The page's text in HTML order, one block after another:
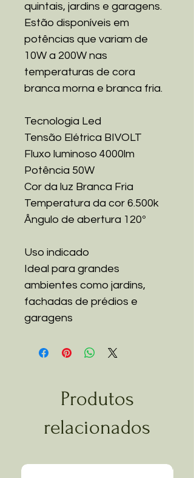
quintais, jardins e garagens.
Estão disponíveis em
potências que variam de
10W a 200W nas
temperaturas de cora
branca morna e branca fria.
Tecnologia Led
Tensão Elétrica BIVOLT
Fluxo luminoso 4000lm
Potência 50W
Cor da luz Branca Fria
Temperatura da cor 6.500k
Ângulo de abertura 120º
Uso indicado
Ideal para grandes
ambientes como jardins,
fachadas de prédios e
garagens
Produtos
relacionados